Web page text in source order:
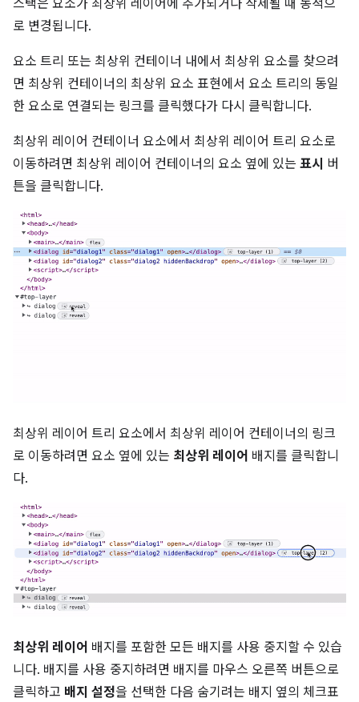
스택은 요소가 최상위 레이어에 추가되거나 삭제될 때 동적으
로 변경됩니다.
요소 트리 또는 최상위 컨테이너 내에서 최상위 요소를 찾으려
면 최상위 컨테이너의 최상위 요소 표현에서 요소 트리의 동일
한 요소로 연결되는 링크를 클릭했다가 다시 클릭합니다.
최상위 레이어 컨테이너 요소에서 최상위 레이어 트리 요소로
이동하려면 최상위 레이어 컨테이너의 요소 옆에 있는 표시 버
튼을 클릭합니다.
최상위 레이어 트리 요소에서 최상위 레이어 컨테이너의 링크
로 이동하려면 요소 옆에 있는 최상위 레이어 배지를 클릭합니
다.
최상위 레이어 배지를 포함한 모든 배지를 사용 중지할 수 있습
니다. 배지를 사용 중지하려면 배지를 마우스 오른쪽 버튼으로
클릭하고 배지 설정을 선택한 다음 숨기려는 배지 옆의 체크표